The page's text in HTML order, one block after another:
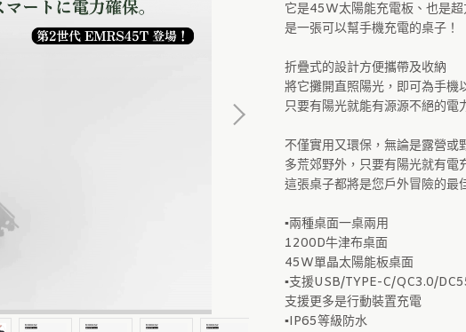
它是45W太陽能充電板、也是
是一張可以幫手機充電的桌子！
折疊式的設計方便攜帶及收納
將它攤開直照陽光，即可為手機
只要有陽光就能有源源不絕的電
不僅實用又環保，無論是露營
多荒郊野外，只要有陽光就有電
這張桌子都將是您戶外冒險的最
▪兩種桌面一桌兩用
1200D牛津布桌面
45W單晶太陽能板桌面
▪支援USB/TYPE-C/QC3.0/
支援更多是行動裝置充電
▪IP65等級防水